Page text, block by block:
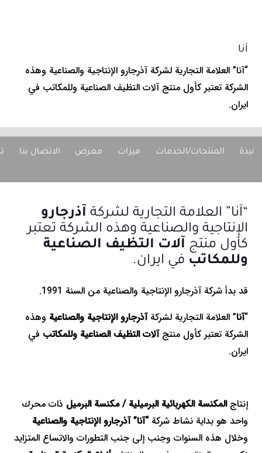
آنا
“آنا” العلامة التجارية لشركة آذرجارو الإنتاجية والصناعية وهذه
الشركة تعتبر كأول منتج آلات التظيف الصناعية وللمكاتب في
ايران.
نبذة المنتجات/الخدمات ميزات معرض الاتصال بنا
“آنا” العلامة التجارية لشركة آذرجارو
الإنتاجية والصناعية وهذه الشركة تعتبر
كأول منتج آلات التظيف الصناعية
وللمكاتب في ايران.
قد بدأ شركة آذرجارو الإنتاجية والصناعية من السنة 1991.
“آنا” العلامة التجارية لشركةآذرجارو الإنتاجية والصناعية وهذه
الشركة تعتبر كأول منتج آلات التظيف الصناعية وللمكاتب في
ايران.
إنتاجالمكنسة الكهربائية البرميلية / مكنسة البرميل ذات محرك
واحد هو بداية نشاط شركة“آنا” آذرجارو الإنتاجية والصناعية
وخلال هذه السنوات وجنب إلى جنب التطورات والاتساع المتزايد